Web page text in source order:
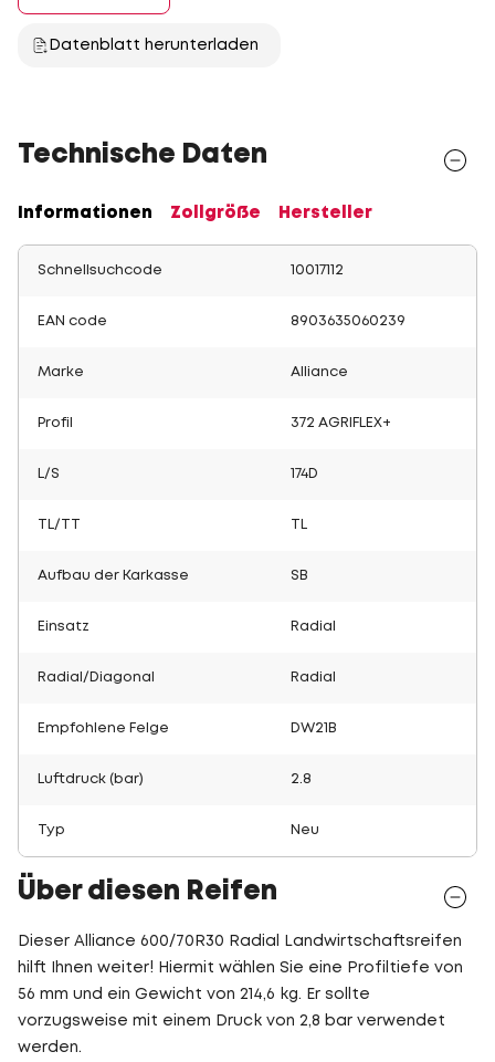
Datenblatt herunterladen
Technische Daten
Informationen Zollgröße Hersteller
Schnellsuchcode 10017112
EAN code 8903635060239
Marke Alliance
Profil 372 AGRIFLEX+
L/S 174D
TL/TT
Aufbau der Karkasse SB
Einsatz Radial
Radial/Diagonal Radial
Empfohlene Felge DW21B
Luftdruck (bar) 2.8
Typ Neu
Über diesen Reifen
Dieser Alliance 600/70R30 Radial Landwirtschaftsreifen
hilft Ihnen weiter! Hiermit wählen Sie eine Profiltiefe von
56 mm und ein Gewicht von 214,6 kg. Er sollte
vorzugsweise mit einem Druck von 2,8 bar verwendet
werden.